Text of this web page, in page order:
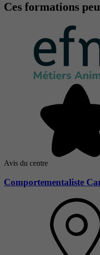
Ces formations
Avis du centre
Comportementaliste